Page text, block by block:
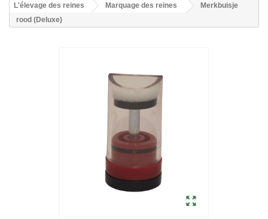
L'élevage des reines
Marquage des reines
Merkbuisje
rood (Deluxe)